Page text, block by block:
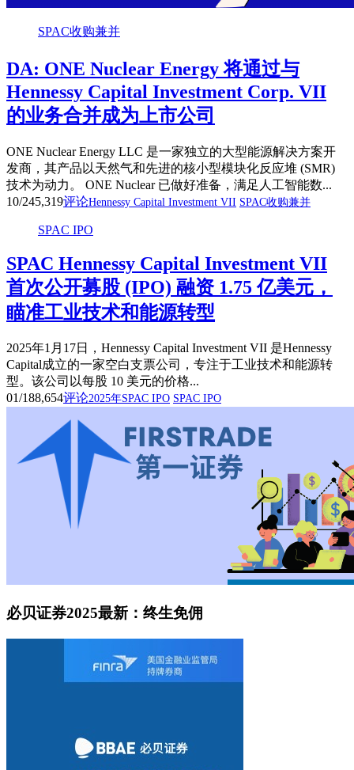
SPAC收购兼并
DA: ONE Nuclear Energy 将通过与
Hennessy Capital Investment Corp. VII
的业务合并成为上市公司
ONE Nuclear Energy LLC 是一家独立的大型能源解决方案开
发商，其产品以天然气和先进的核小型模块化反应堆 (SMR)
技术为动力。 ONE Nuclear 已做好准备，满足人工智能数...
10/245,319评论Hennessy Capital Investment VII SPAC收购兼并
SPAC IPO
SPAC Hennessy Capital Investment VII
首次公开募股 (IPO) 融资 1.75 亿美元，
瞄准工业技术和能源转型
2025年1月17日，Hennessy Capital Investment VII 是Hennessy
Capital成立的一家空白支票公司，专注于工业技术和能源转
型。该公司以每股 10 美元的价格...
01/188,654评论2025年SPAC IPO SPAC IPO
必贝证券2025最新：终生免佣